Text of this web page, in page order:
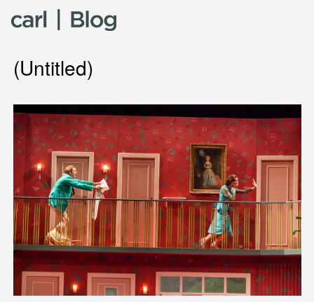
Skip to content
(Untitled)